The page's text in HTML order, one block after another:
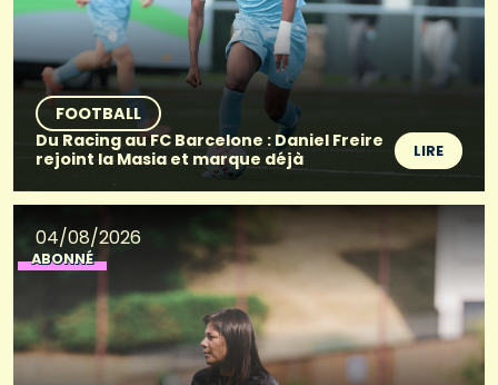
FOOTBALL
Du Racing au FC Barcelone : Daniel Freire
rejoint la Masia et marque déjà
LIRE
04/08/2026
ABONNÉ